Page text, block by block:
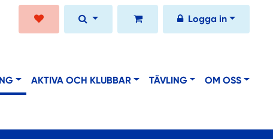
Logga in
AKTIVA OCH KLUBBAR TÄVLING OM OSS